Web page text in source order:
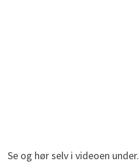
Se og hør selv i videoen under.